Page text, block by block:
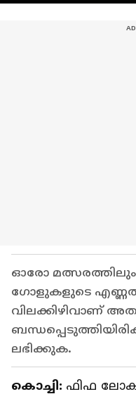
ഓരോ മത്സരത്തിലും
ഗോളുകളുടെ
വിലക്കിഴിവാണ്
ലഭിക്കുക.
കൊച്ചി: ഫിഫ